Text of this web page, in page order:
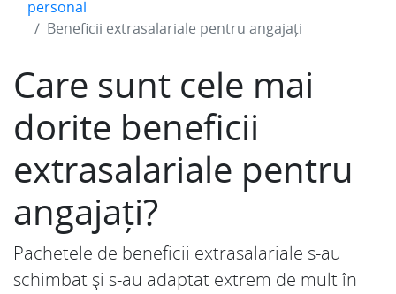
personal
Beneficii extrasalariale pentru angajați
Care sunt cele mai
dorite beneficii
extrasalariale pentru
angajați?
Pachetele de beneficii extrasalariale s-au
schimbat și s-au adaptat extrem de mult în